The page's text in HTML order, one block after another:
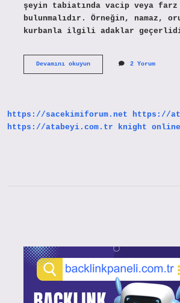
şeyin tabiatında vacip veya
bulunmalıdır. Örneğin, namaz,
kurbanla ilgili adaklar
Devamını okuyunPara
2 Yorum
https://sacekimiforum.net
https://
https://atabeyi.com.tr
knight online